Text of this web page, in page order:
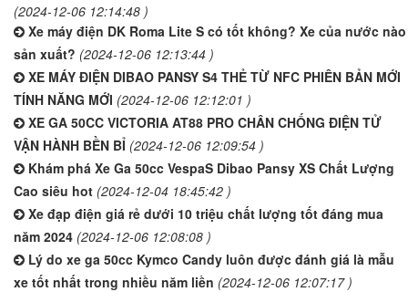
(2024-12-06 12:14:48 )
Xe máy điện DK Roma Lite S có tốt không? Xe của nước nào
sản xuất? (2024-12-06 12:13:44 )
XE MÁY ĐIỆN DIBAO PANSY S4 THẺ TỪ NFC PHIÊN BẢN MỚI
TÍNH NĂNG MỚI (2024-12-06 12:12:01 )
XE GA 50CC VICTORIA AT88 PRO CHÂN CHỐNG ĐIỆN TỬ
VẬN HÀNH BỀN BỈ (2024-12-06 12:09:54 )
Khám phá Xe Ga 50cc VespaS Dibao Pansy XS Chất Lượng
Cao siêu hot (2024-12-04 18:45:42 )
Xe đạp điện giá rẻ dưới 10 triệu chất lượng tốt đáng mua
năm 2024 (2024-12-06 12:08:08 )
Lý do xe ga 50cc Kymco Candy luôn được đánh giá là mẫu
xe tốt nhất trong nhiều năm liền (2024-12-06 12:07:17 )